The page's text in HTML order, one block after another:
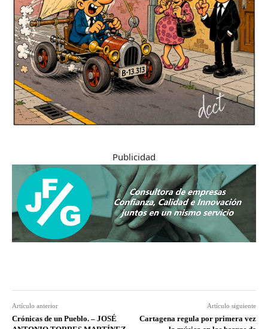
Publicidad
Artículo anterior
Crónicas de un Pueblo. – JOSÉ
Artículo siguiente
Cartagena regula por primera vez